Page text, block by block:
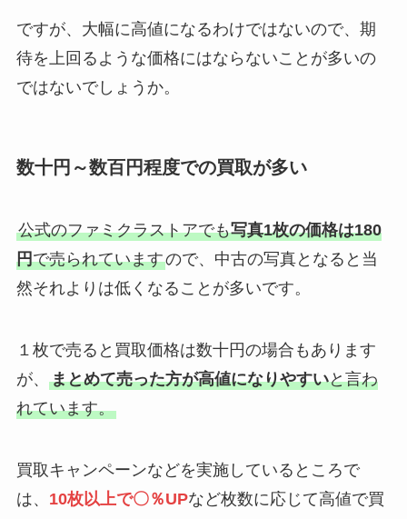
ですが、大幅に高値になるわけではないので、期
待を上回るような価格にはならないことが多いの
ではないでしょうか。
数十円～数百円程度での買取が多い
公式のファミクラストアでも写真1枚の価格は180
円で売られていますので、中古の写真となると当
然それよりは低くなることが多いです。
１枚で売ると買取価格は数十円の場合もあります
が、 まとめて売った方が高値になりやすいと言わ
れています。
買取キャンペーンなどを実施しているところで
は、 10枚以上で〇％UPなど枚数に応じて高値で買